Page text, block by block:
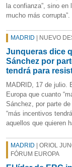
la confianza”, sino en
mucho más corrupta”.
MADRID | NUEVO
Junqueras dice
Sánchez por
tendrá para
MADRID, 17 de julio.
Europa que cuanto
Sánchez, por parte de
“más incentivos
aquellos que quieren
MADRID | ORIOL
FÓRUM EUROPA